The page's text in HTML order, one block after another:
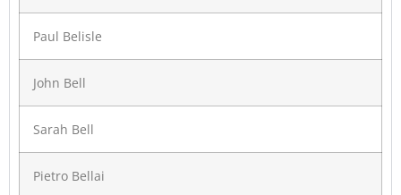
Paul Belisle
John Bell
Sarah Bell
Pietro Bellai